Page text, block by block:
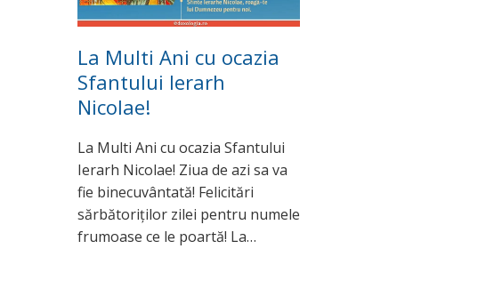
La Multi Ani cu ocazia
Sfantului Ierarh
Nicolae!
La Multi Ani cu ocazia Sfantului
Ierarh Nicolae! Ziua de azi sa va
fie binecuvântată! Felicitări
sărbătoriților zilei pentru numele
frumoase ce le poartă! La…